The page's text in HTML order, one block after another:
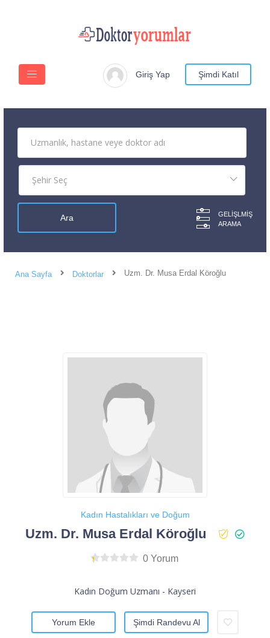
Giriş Yap Şimdi Katıl
GELIŞLMIŞ
ARAMA
Ana Sayfa Doktorlar Uzm. Dr. Musa Erdal Köroğlu
Kadın Hastalıkları ve Doğum
Uzm. Dr. Musa Erdal Köroğlu
0 Yorum
Kadın Doğum Uzmanı - Kayseri
Yorum Ekle Şimdi Randevu Al